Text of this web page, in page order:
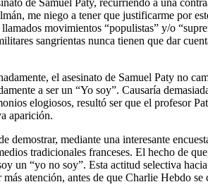
de Samuel Paty, recurriendo a una
me niego a tener que justificarme por
movimientos “populistas” y/o
sangrientas nunca tienen que dar
el asesinato de Samuel Paty no
a ser un “Yo soy”. Causaría
elogiosos, resultó ser que el profesor
aparición.
mediante una interesante
tradicionales franceses. El hecho de
un “yo no soy”. Esta actitud selectiva
atención, antes de que Charlie Hebdo